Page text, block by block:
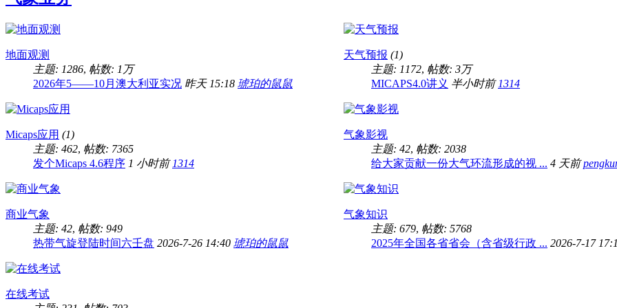
地面观测
主题: 1286, 帖数: 1万
2026年5——10月澳大利亚实况 昨天 15:18 琥珀的鼠鼠
天气预报 (1)
主题: 1172, 帖数: 3万
MICAPS4.0讲义 半小时前 1314
Micaps应用 (1)
主题: 462, 帖数: 7365
发个Micaps 4.6程序 1 小时前 1314
气象影视
主题: 42, 帖数: 2038
给大家贡献一份大气环流形成的视 ... 4 天前
商业气象
主题: 42, 帖数: 949
热带气旋登陆时间六壬盘 2026-7-26 14:40 琥珀的鼠鼠
气象知识
主题: 679, 帖数: 5768
2025年全国各省省会（含省级行政 ... 2026-7-17
在线考试